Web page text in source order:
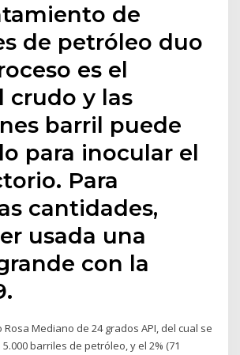
de
de petróleo duo
es el
crudo y las
barril puede
para inocular el
Para
cantidades,
usada una
con la
Mediano de 24 grados API, del cual se
barriles de petróleo, y el 2% (71